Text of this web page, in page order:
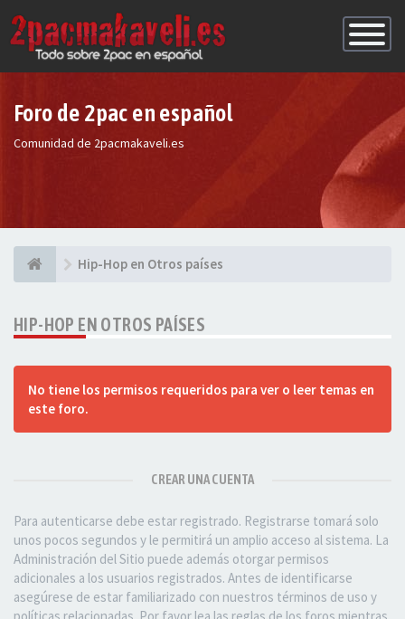
de
Foro de 2pac en español
Comunidad de 2pacmakaveli.es
Hip-Hop en Otros países
HIP-HOP EN OTROS PAÍSES
No tiene los permisos requeridos para ver o leer temas en
este foro.
CREAR UNA CUENTA
Para autenticarse debe estar registrado. Registrarse tomará solo
unos pocos segundos y le permitirá un amplio acceso al sistema. La
Administración del Sitio puede además otorgar permisos
adicionales a los usuarios registrados. Antes de identificarse
asegúrese de estar familiarizado con nuestros términos de uso y